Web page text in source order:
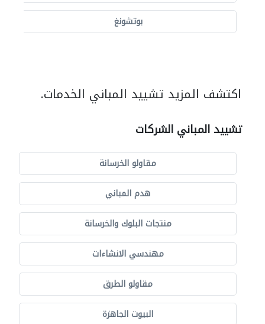
بوتشونغ
اكتشف المزيد تشييد المباني الخدمات.
تشييد المباني الشركات
مقاولو الخرسانة
هدم المباني
منتجات البلوك والخرسانة
مهندسي الانشاءات
مقاولو الطرق
البيوت الجاهزة